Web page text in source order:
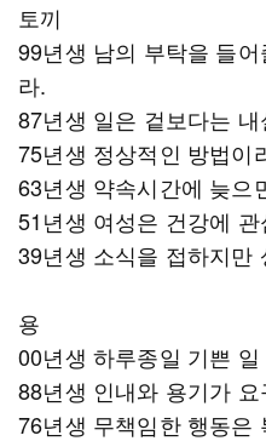
토끼
99년생 남의 부탁을 들
라.
87년생 일은 겉보다는
75년생 정상적인 방법이
63년생 약속시간에 늦으
51년생 여성은 건강에
39년생 소식을 접하지만
용
00년생 하루종일 기쁜 일
88년생 인내와 용기가
76년생 무책임한 행동은